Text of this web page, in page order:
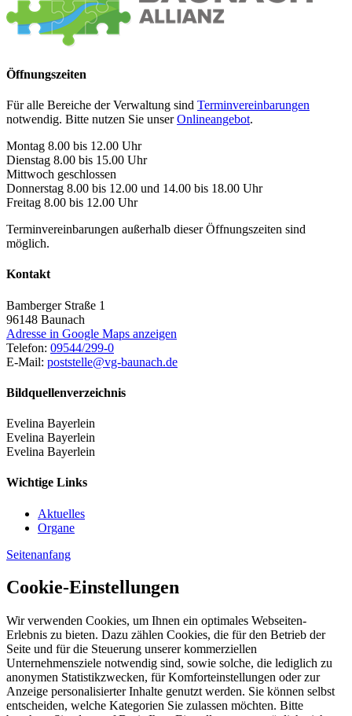
Öffnungszeiten
Für alle Bereiche der Verwaltung sind Terminvereinbarungen
notwendig. Bitte nutzen Sie unserOnlineangebot.
Montag 8.00 bis 12.00 Uhr
Dienstag 8.00 bis 15.00 Uhr
Mittwoch geschlossen
Donnerstag 8.00 bis 12.00 und 14.00 bis 18.00 Uhr
Freitag 8.00 bis 12.00 Uhr
Terminvereinbarungen außerhalb dieser Öffnungszeiten sind
möglich.
Kontakt
Bamberger Straße 1
96148 Baunach
Adresse in Google Maps anzeigen
Telefon: 09544/299-0
E-Mail: poststelle@vg-baunach.de
Bildquellenverzeichnis
Evelina Bayerlein
Evelina Bayerlein
Evelina Bayerlein
Wichtige Links
Aktuelles
Organe
Seitenanfang
Cookie-Einstellungen
Wir verwenden Cookies, um Ihnen ein optimales Webseiten-
Erlebnis zu bieten. Dazu zählen Cookies, die für den Betrieb der
Seite und für die Steuerung unserer kommerziellen
Unternehmensziele notwendig sind, sowie solche, die lediglich zu
anonymen Statistikzwecken, für Komforteinstellungen oder zur
Anzeige personalisierter Inhalte genutzt werden. Sie können selbst
entscheiden, welche Kategorien Sie zulassen möchten. Bitte